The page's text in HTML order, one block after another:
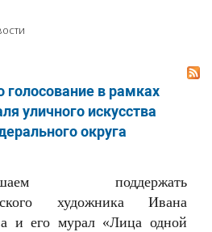
в рамках
уличного искусства
округа
поддержать
художника Ивана
и его мурал «Лица одной